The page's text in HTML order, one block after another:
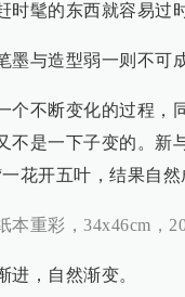
时髦的东西就容易过时
墨与造型弱一则不可
个不断变化的过程，
不是一下子变的。新
花开五叶，结果自然
本重彩，34x46cm，
进，自然渐变。